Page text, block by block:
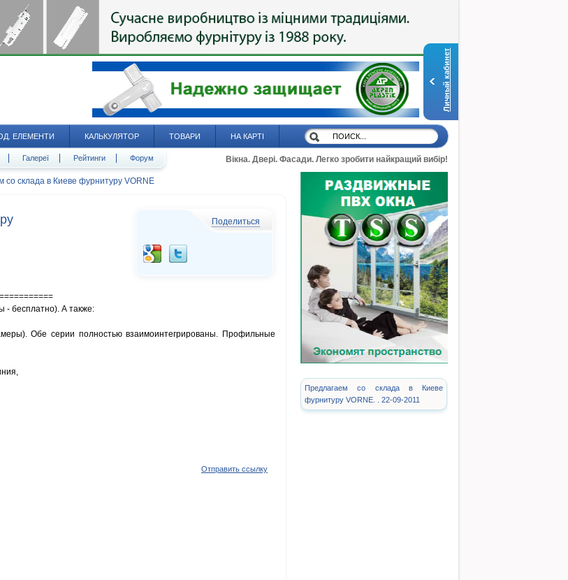
Личный кабинет
ЕЛЕМЕНТИ КАЛЬКУЛЯТОР ТОВАРИ НА КАРТІ
Галереї Рейтинги Форум Вікна. Двері. Фасади. Легко зробити найкращий вибір!
со склада в Киеве фурнитуру VORNE
Поделиться
- бесплатно). А также:
Обе серии полностью взаимоинтегрированы. Профильные
Отправить ссылку
Предлагаем со склада в Киеве
фурнитуру VORNE. . 22-09-2011